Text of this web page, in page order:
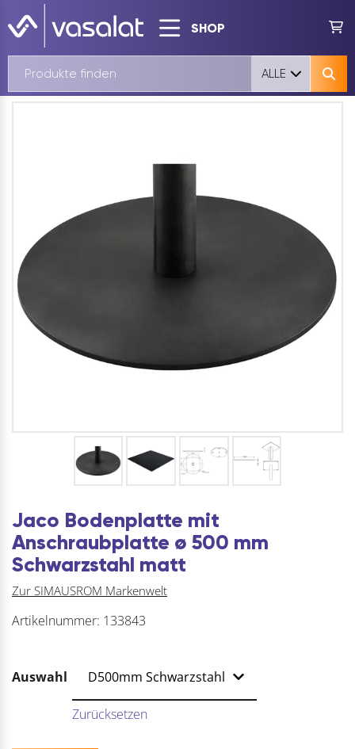
SHOP
ALLE
Jaco Bodenplatte mit
Anschraubplatte ø 500 mm
Schwarzstahl matt
Zur SIMAUSROM Markenwelt
Artikelnummer: 133843
Auswahl
Zurücksetzen